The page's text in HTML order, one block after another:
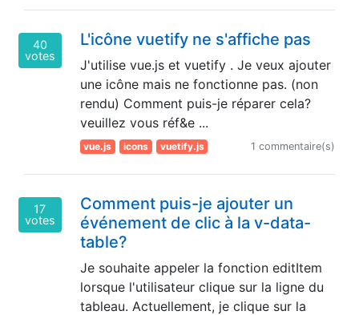
40
votes
L'icône vuetify ne s'affiche pas
J'utilise vue.js et vuetify . Je veux ajouter
une icône mais ne fonctionne pas. (non
rendu) Comment puis-je réparer cela?
veuillez vous réf&e ...
vue.js icons vuetify.js 1 commentaire(s)
17
votes
Comment puis-je ajouter un
événement de clic à la v-data-
table?
Je souhaite appeler la fonction editItem
lorsque l'utilisateur clique sur la ligne du
tableau. Actuellement, je clique sur la